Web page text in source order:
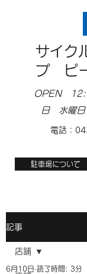
サイク
プ ピ
OPEN
日 水曜日
電話：
駐車場について
記事
店舗
6月10日 読了時間: 3分